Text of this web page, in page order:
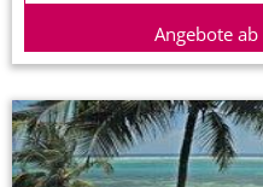
Angebote ab